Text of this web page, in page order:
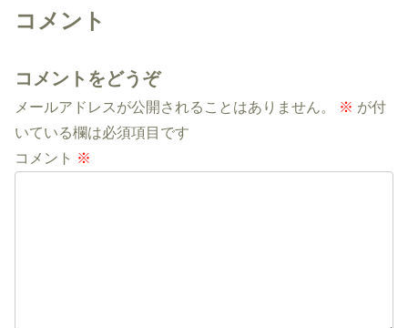
コメント
コメントをどうぞ
メールアドレスが公開されることはありません。 ※ が付
いている欄は必須項目です
コメント ※